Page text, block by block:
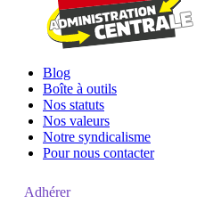
Blog
Boîte à outils
Nos statuts
Nos valeurs
Notre syndicalisme
Pour nous contacter
Adhérer